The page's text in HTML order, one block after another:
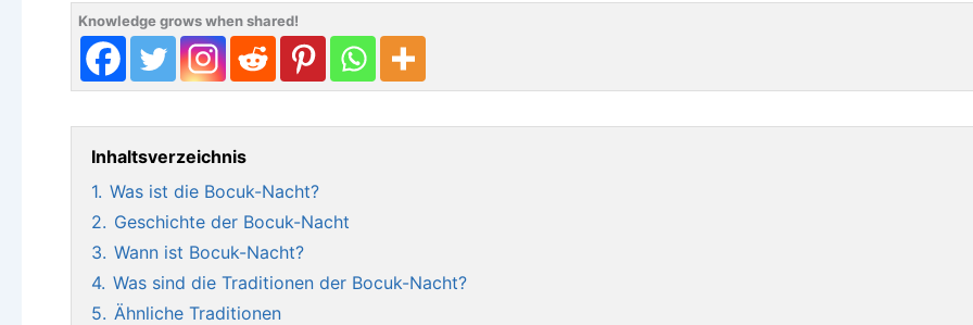
Knowledge grows when shared!
Inhaltsverzeichnis
1. Was ist die Bocuk-Nacht?
2. Geschichte der Bocuk-Nacht
3. Wann ist Bocuk-Nacht?
4. Was sind die Traditionen der Bocuk-Nacht?
5. Ähnliche Traditionen